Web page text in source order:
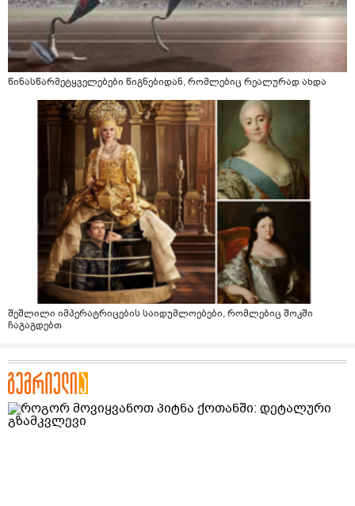
წინასწარმეტყველებები წიგნებიდან, რომლებიც რეალურად ახდა
შეშლილი იმპერატრიცების საიდუმლოებები, რომლებიც შოკში
ჩაგაგდებთ